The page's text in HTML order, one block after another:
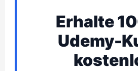
Erhalte
Udemy-